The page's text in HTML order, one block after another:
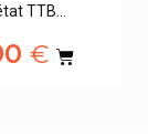
TTB…
€